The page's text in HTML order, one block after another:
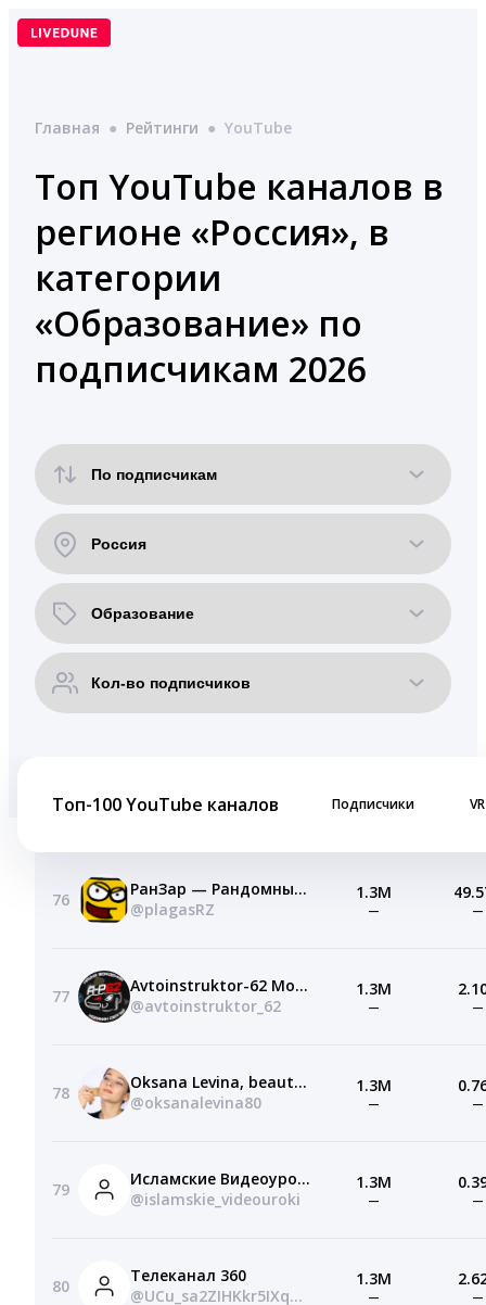
Перейти
Главная ● Рейтинги ● YouTube
Топ YouTube каналов в
регионе «Россия», в
категории
«Образование» по
подписчикам 2026
Топ-100 YouTube каналов Подписчики VR
76
РанЗар — Рандомные Зарисовки
@plagasRZ
1.3M
— —
77
Avtoinstruktor-62 Моряхин Сергей
@avtoinstruktor_62
1.3M
— —
78
Oksana Levina, beauty and health coach
@oksanalevina80
1.3M
— —
79
Исламские Видеоуроки
@islamskie_videouroki
1.3M
— —
80
Телеканал 360
@UCu_sa2ZIHKkr5IXqUe7_VpQ
1.3M
— —